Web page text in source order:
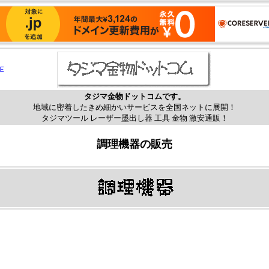
タジマ金物ドットコムです。
地域に密着したきめ細かいサービスを全国ネットに展開！
タジマツール レーザー墨出し器 工具 金物 激安通販！
調理機器の販売